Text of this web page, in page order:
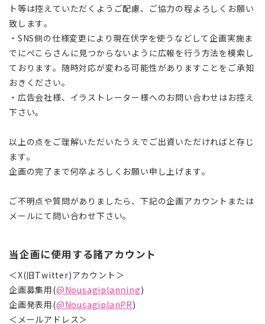
ト等は控えていただくようご配慮、ご協力の程よろしくお願い
致します。
・SNS側の仕様変更により現在伏字を使うなどして企画実施ま
でにぺこらさんに見つからないように広報を行う方法を模索し
ております。随時対応が変わる可能性がありますことをご承知
おきください。
・広告会社様、イラストレーター様へのお問い合わせはお控え
下さい。
以上の点をご理解いただいたうえでご出資いただければと存じ
ます。
企画の完了まで何卒よろしくお願い申し上げます。
ご不明点や質問がありましたら、下記の企画アカウントまたは
メールにて問い合わせ下さい。
当企画に使用する諸アカウント
＜X(旧Twitter)アカウント＞
企画募集用(@Nousagiplanning)
企画発表用(@NousagiplanPR)
＜メールアドレス＞